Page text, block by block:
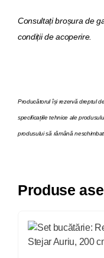
Consultați broșura de
condiții de acoperire.
Producătorul își rezervă dreptul
specificațiile tehnice ale
produsului să rămână
Produse